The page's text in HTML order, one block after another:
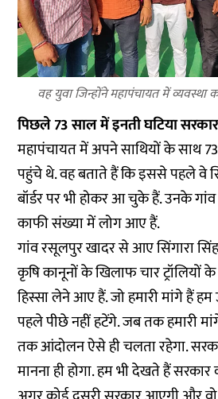
वह युवा जिन्होंने महापंचायत में व्यवस्था
पिछले 73 साल में इनती घटिया
महापंचायत में अपने साथियों के साथ 73
पहुंचे थे. वह बताते हैं कि इससे पहले वे
बॉर्डर पर भी होकर आ चुके हैं. उनके
काफी संख्या में लोग आए हैं.
गांव रसूलपुर खादर से आए सिंगारा
कृषि कानूनों के खिलाफ चार ट्रॉलियों
हिस्सा लेने आए हैं. जो हमारी मांगे हैं
पहले पीछे नहीं हटेंगे. जब तक हमारी
तक आंदोलन ऐसे ही चलता रहेगा.
मानना ही होगा. हम भी देखते हैं